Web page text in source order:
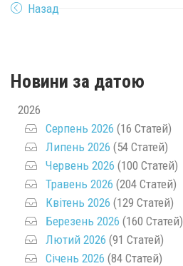
Назад
Новини за датою
2026
Серпень 2026 (16 Статей)
Липень 2026 (54 Статей)
Червень 2026 (100 Статей)
Травень 2026 (204 Статей)
Квітень 2026 (129 Статей)
Березень 2026 (160 Статей)
Лютий 2026 (91 Статей)
Січень 2026 (84 Статей)